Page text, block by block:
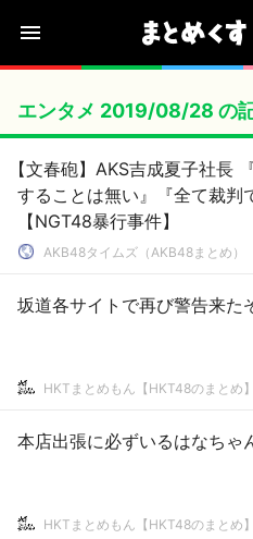
エンタメ 2019/08/28 の
【文春砲】AKS吉成夏子社長
することは無い』『全て裁判
【NGT48暴行事件】
AKB48タイムズ（AKB48まとめ）
坂道各サイトで再び警告来た
HKTまとめもん【HKT48のまとめ】
本店出張に必ずいるはなちゃ
HKTまとめもん【HKT48のまとめ】